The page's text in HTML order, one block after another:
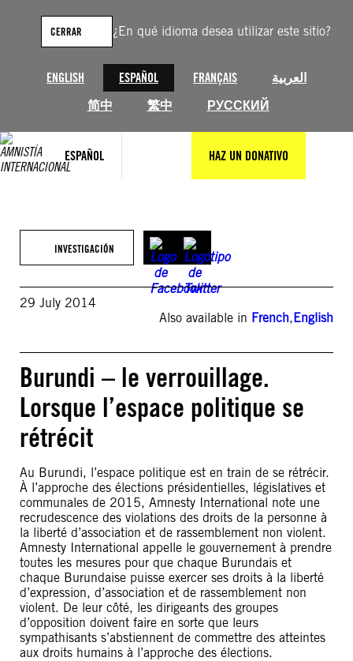
¿En qué idioma desea utilizar este sitio?
ENGLISH ESPAÑOL FRANÇAIS
العربية
简中
繁中 РУССКИЙ
CERRAR
ESPAÑOL HAZ UN DONATIVO
contenido
INVESTIGACIÓN
29 July 2014
Also available in French,English
Burundi – le verrouillage.
Lorsque l’espace politique se
rétrécit
Au Burundi, l’espace politique est en train de se rétrécir.
À l’approche des élections présidentielles, législatives et
communales de 2015, Amnesty International note une
recrudescence des violations des droits de la personne à
la liberté d’association et de rassemblement non violent.
Amnesty International appelle le gouvernement à prendre
toutes les mesures pour que chaque Burundais et
chaque Burundaise puisse exercer ses droits à la liberté
d’expression, d’association et de rassemblement non
violent. De leur côté, les dirigeants des groupes
d’opposition doivent faire en sorte que leurs
sympathisants s’abstiennent de commettre des atteintes
aux droits humains à l’approche des élections.